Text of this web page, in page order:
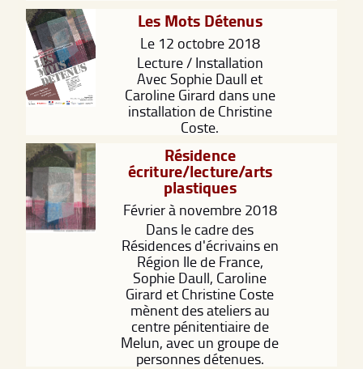
Les Mots Détenus
Le 12 octobre 2018
Lecture / Installation
Avec Sophie Daull et
Caroline Girard dans une
installation de Christine
Coste.
Résidence
écriture/lecture/arts
plastiques
Février à novembre 2018
Dans le cadre des
Résidences d'écrivains en
Région Ile de France,
Sophie Daull, Caroline
Girard et Christine Coste
mènent des ateliers au
centre pénitentiaire de
Melun, avec un groupe de
personnes détenues.